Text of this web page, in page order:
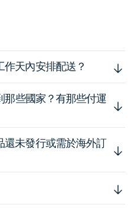
天內安排配送？
那些國家？有那些付運
還未發行或需於海外訂